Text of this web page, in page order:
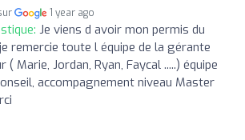
1 year ago
Je viens d avoir mon permis du
remercie toute l équipe de la gérante
( Marie, Jordan, Ryan, Faycal .....) équipe
accompagnement niveau Master